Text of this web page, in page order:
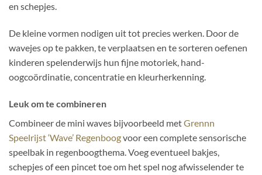
en schepjes.
De kleine vormen nodigen uit tot precies werken. Door de
wavejes op te pakken, te verplaatsen en te sorteren oefenen
kinderen spelenderwijs hun fijne motoriek, hand-
oogcoördinatie, concentratie en kleurherkenning.
Leuk om te combineren
Combineer de mini waves bijvoorbeeld metGrennn
Speelrijst ‘Wave’ Regenboogvoor een complete sensorische
speelbak in regenboogthema. Voeg eventueel bakjes,
schepjes of een pincet toe om het spel nog afwisselender te